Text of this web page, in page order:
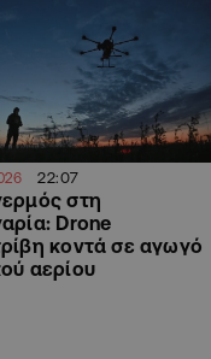
22:07
στη
Drone
κοντά σε αγωγό
αερίου